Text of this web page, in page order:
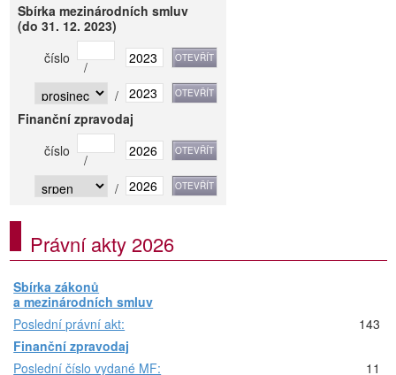
Sbírka mezinárodních smluv
(do 31. 12. 2023)
číslo
/
/
Finanční zpravodaj
číslo
/
/
Právní akty 2026
Sbírka zákonů
a mezinárodních smluv
Poslední právní akt:
143
Finanční zpravodaj
Poslední číslo vydané MF:
11